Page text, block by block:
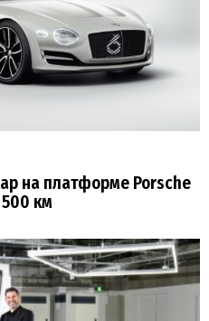
на платформе Porsche
км